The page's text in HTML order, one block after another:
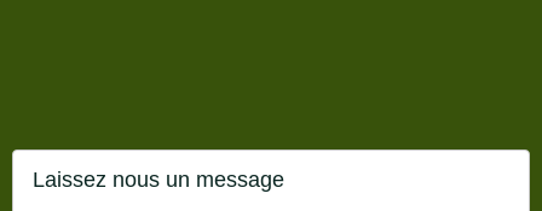
Laissez nous un message